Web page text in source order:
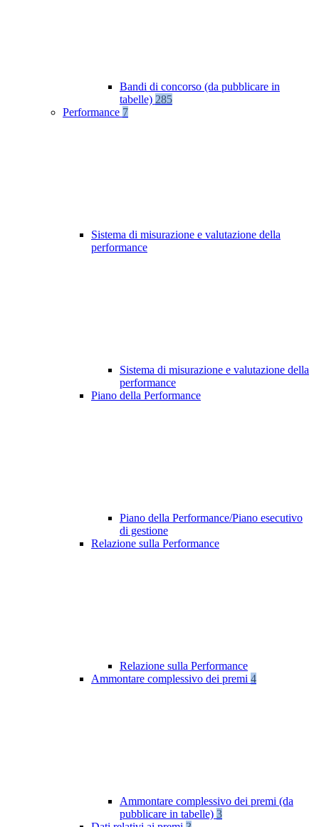
Bandi di concorso (da pubblicare in
tabelle) 285
Performance 7
Sistema di misurazione e valutazione della
performance
Sistema di misurazione e valutazione della
performance
Piano della Performance
Piano della Performance/Piano esecutivo
di gestione
Relazione sulla Performance
Relazione sulla Performance
Ammontare complessivo dei premi 4
Ammontare complessivo dei premi (da
pubblicare in tabelle) 3